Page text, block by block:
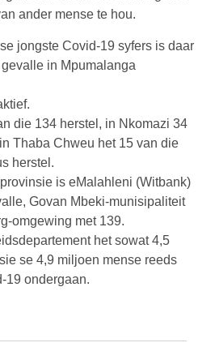
ander mense te hou.
jongste Covid-19 syfers is daar
in Mpumalanga
die 134 herstel, in Nkomazi 34
Thaba Chweu het 15 van die
herstel.
is eMalahleni (Witbank)
Govan Mbeki-munisipaliteit
omgewing met 139.
het sowat 4,5
se 4,9 miljoen mense reeds
19 ondergaan.